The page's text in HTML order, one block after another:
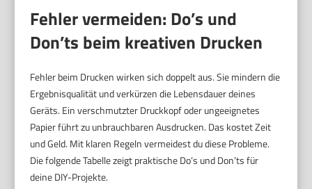
Fehler vermeiden: Do’s und
Don’ts beim kreativen Drucken
Fehler beim Drucken wirken sich doppelt aus. Sie mindern die
Ergebnisqualität und verkürzen die Lebensdauer deines
Geräts. Ein verschmutzter Druckkopf oder ungeeignetes
Papier führt zu unbrauchbaren Ausdrucken. Das kostet Zeit
und Geld. Mit klaren Regeln vermeidest du diese Probleme.
Die folgende Tabelle zeigt praktische Do’s und Don’ts für
deine DIY-Projekte.